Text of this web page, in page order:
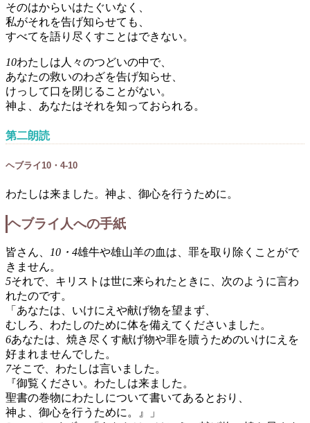
そのはからいはたぐいなく、
私がそれを告げ知らせても、
すべてを語り尽くすことはできない。
10わたしは人々のつどいの中で、
あなたの救いのわざを告げ知らせ、
けっして口を閉じることがない。
神よ、あなたはそれを知っておられる。
第二朗読
ヘブライ10・4-10
わたしは来ました。神よ、御心を行うために。
ヘブライ人への手紙
皆さん、 10・4雄牛や雄山羊の血は、罪を取り除くことがで
きません。
5それで、キリストは世に来られたときに、次のように言わ
れたのです。
「あなたは、いけにえや献げ物を望まず、
むしろ、わたしのために体を備えてくださいました。
6あなたは、焼き尽くす献げ物や罪を贖うためのいけにえを
好まれませんでした。
7そこで、わたしは言いました。
『御覧ください。わたしは来ました。
聖書の巻物にわたしについて書いてあるとおり、
神よ、御心を行うために。』」